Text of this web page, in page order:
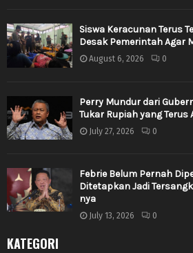
Siswa Keracunan Terus
Desak Pemerintah Agar
August 6, 2026 0
Perry Mundur dari
Tukar Rupiah yang Terus
July 27, 2026 0
Febrie Belum Pernah
Ditetapkan Jadi
nya
July 13, 2026 0
KATEGORI